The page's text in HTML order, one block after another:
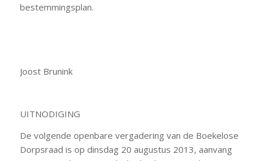
bestemmingsplan.
Joost Brunink
UITNODIGING
De volgende openbare vergadering van de Boekelose
Dorpsraad is op dinsdag 20 augustus 2013, aanvang